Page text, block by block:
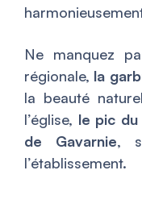
Ne manquez
régionale, la
la beauté
l’église, le pic
de Gavarnie,
l’établissement.